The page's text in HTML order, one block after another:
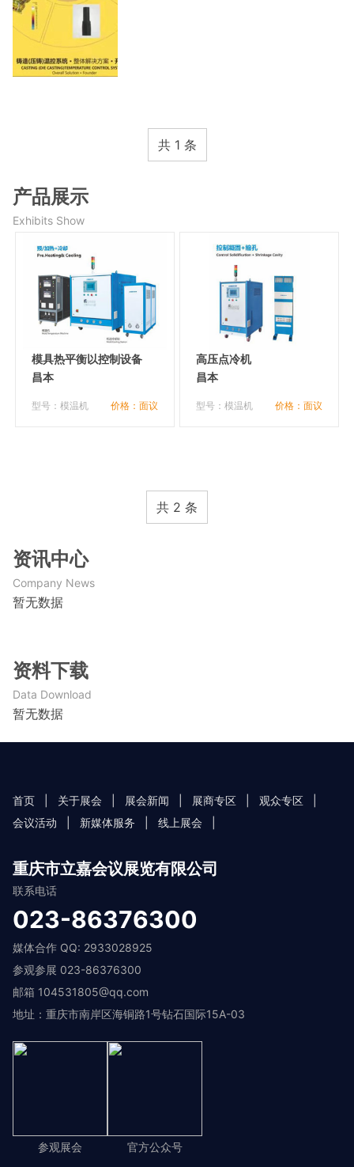
共 1 条
产品展示
Exhibits Show
模具热平衡以控制设备
昌本
型号：模温机 价格：面议
高压点冷机
昌本
型号：模温机 价格：面议
共 2 条
资讯中心
Company News
暂无数据
资料下载
Data Download
暂无数据
首页 关于展会 展会新闻 展商专区 观众专区
会议活动
新媒体服务 线上展会
重庆市立嘉会议展览有限公司
联系电话
023-86376300
媒体合作 QQ: 2933028925
参观参展 023-86376300
邮箱 104531805@qq.com
地址：重庆市南岸区海铜路1号钻石国际15A-03
参观展会 官方公众号